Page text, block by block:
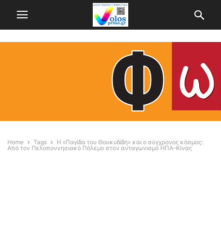
Home Tags
Η «Παγίδα του Θουκυδίδη» και ο σύγχρονος κόσμος:
Από τον Πελοποννησιακό Πόλεμο στον ανταγωνισμό ΗΠΑ–Κίνας